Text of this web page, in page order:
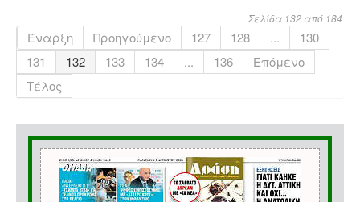
Σελίδα 132 από 184
Έναρξη Προηγούμενο 127 128 ...
130
131
132 133 134 ... 136
Επόμενο
Τέλος